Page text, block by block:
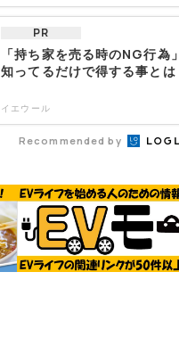
PR
「持ち家を売る時のNG行為」
知ってるだけで得する事とは
イエウール
Recommended by